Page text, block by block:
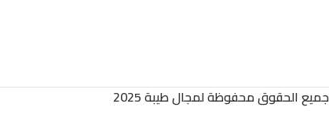
جميع الحقوق محفوظة لمجال طيبة 2025